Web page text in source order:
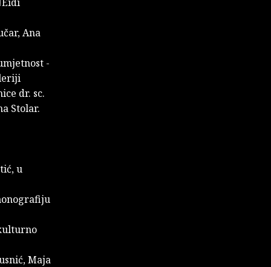
Ana
-
dr. sc.
Stolar.
u
Maja